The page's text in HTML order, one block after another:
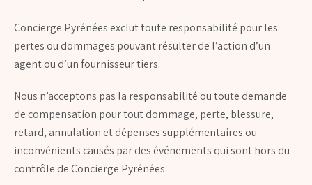
Concierge Pyrénées exclut toute responsabilité pour les
pertes ou dommages pouvant résulter de l’action d’un
agent ou d’un fournisseur tiers.
Nous n’acceptons pas la responsabilité ou toute demande
de compensation pour tout dommage, perte, blessure,
retard, annulation et dépenses supplémentaires ou
inconvénients causés par des événements qui sont hors du
contrôle de Concierge Pyrénées.